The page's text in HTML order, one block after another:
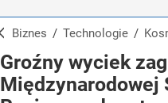
Biznes / Technologie /
Groźny wyciek
Międzynarodowej